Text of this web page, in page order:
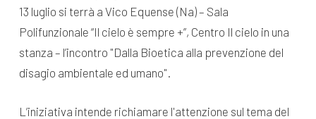
13 luglio si terrà a Vico Equense (Na) – Sala
Polifunzionale “Il cielo è sempre +”, Centro Il cielo in una
stanza – l’incontro "Dalla Bioetica alla prevenzione del
disagio ambientale ed umano".
L’iniziativa intende richiamare l'attenzione sul tema del